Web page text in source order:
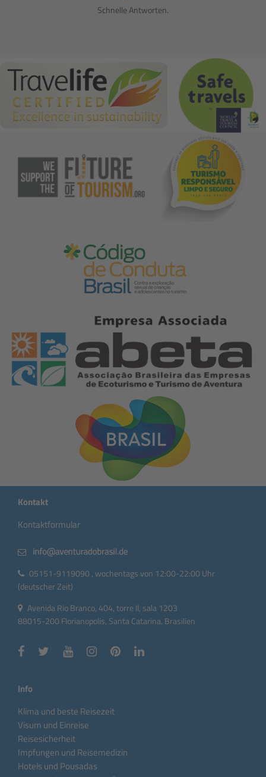
Schnelle Antworten.
Kontakt
Kontaktformular
05151-9119090 , wochentags von 12:00-22:00 Uhr
(deutscher Zeit)
Avenida Rio Branco, 404, torre II, sala 1203
88015-200 Florianopolis, Santa Catarina, Brasilien
Info
Klima und beste Reisezeit
Visum und Einreise
Reisesicherheit
Impfungen und Reisemedizin
Hotels und Pousadas